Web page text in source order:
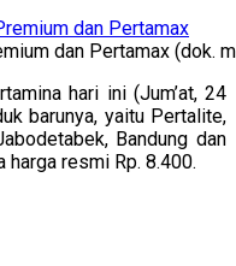
dan Pertamax (dok.
hari ini (Jum’at, 24
barunya, yaitu Pertalite,
Bandung dan
harga resmi Rp. 8.400.